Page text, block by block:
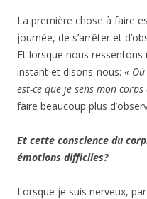
La première chose à faire
journée, de s’arrêter et
Et lorsque nous
instant et disons-nous: «
est-ce que je sens mon
faire beaucoup plus
Et cette conscience du
émotions difficiles?
Lorsque je suis nerveux,